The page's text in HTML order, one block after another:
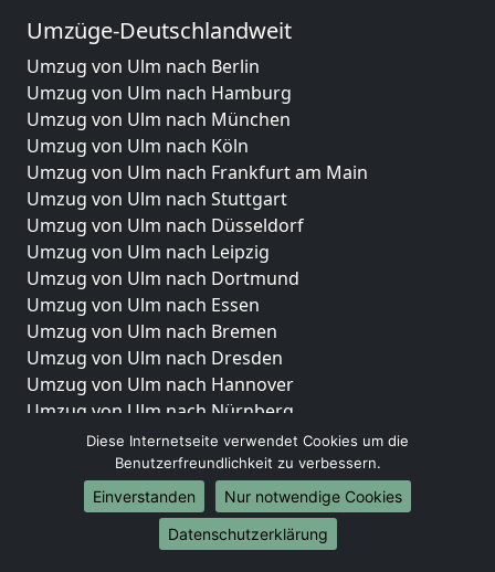
Umzüge-Deutschlandweit
Umzug von Ulm nach Berlin
Umzug von Ulm nach Hamburg
Umzug von Ulm nach München
Umzug von Ulm nach Köln
Umzug von Ulm nach Frankfurt am Main
Umzug von Ulm nach Stuttgart
Umzug von Ulm nach Düsseldorf
Umzug von Ulm nach Leipzig
Umzug von Ulm nach Dortmund
Umzug von Ulm nach Essen
Umzug von Ulm nach Bremen
Umzug von Ulm nach Dresden
Umzug von Ulm nach Hannover
Umzug von Ulm nach Nürnberg
Umzug von Ulm nach Duisburg
Umzug von Ulm nach Bochum
Umzug von Ulm nach Wuppertal
Umzug von Ulm nach Bielefeld
Umzug von Ulm nach Bonn
Diese Internetseite verwendet Cookies um die
Benutzerfreundlichkeit zu verbessern.
Einverstanden
Nur notwendige Cookies
Datenschutzerklärung